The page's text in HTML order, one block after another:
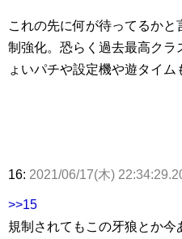
これの先に何が待ってるか
制強化。恐らく過去最高クラ
ょいパチや設定機や遊タイム
16: 2021/06/17(木)
>>15
規制されてもこの牙狼とか